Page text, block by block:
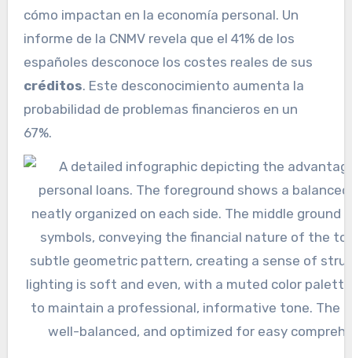
cómo impactan en la economía personal. Un
informe de la CNMV revela que el 41% de los
españoles desconoce los costes reales de sus
créditos. Este desconocimiento aumenta la
probabilidad de problemas financieros en un
67%.